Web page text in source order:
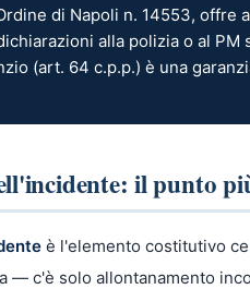
di Napoli n. 14553, offre
alla polizia o al PM
(art. 64 c.p.p.) è una
il punto
è l'elemento costitutivo
— c'è solo allontanamento